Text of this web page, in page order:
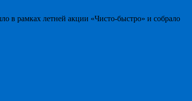
в рамках летней акции «Чисто-быстро» и собрало